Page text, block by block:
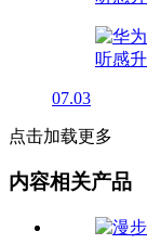
07.03
点击加载更多
内容相关产品